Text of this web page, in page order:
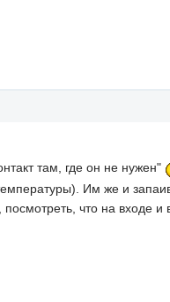
там, где он не нужен"
Им же и
что на входе и